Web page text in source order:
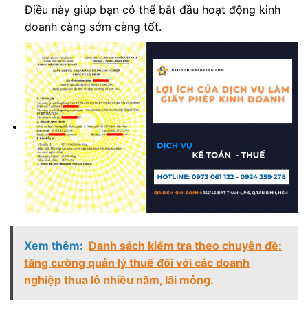
Điều này giúp bạn có thể bắt đầu hoạt động kinh
doanh càng sớm càng tốt.
Xem thêm: Danh sách kiểm tra theo chuyên đề:
tăng cường quản lý thuế đối với các doanh
nghiệp thua lỗ nhiều năm, lãi mỏng.